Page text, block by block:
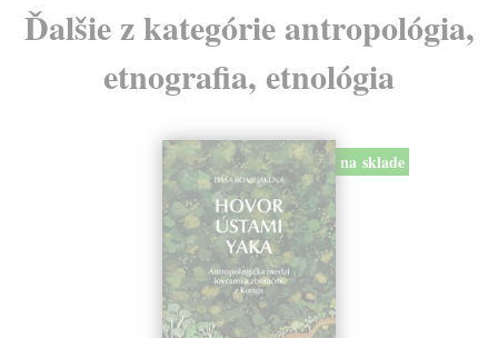
Ďalšie z kategórie antropológia,
etnografia, etnológia
na sklade